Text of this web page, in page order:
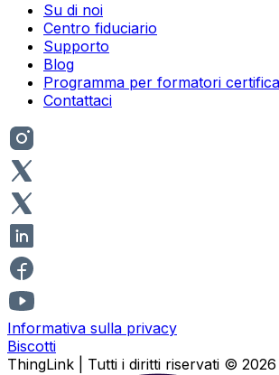
Su di noi
Centro fiduciario
Supporto
Blog
Programma per formatori
Contattaci
Informativa sulla privacy
Biscotti
ThingLink | Tutti i diritti riservati © 2026